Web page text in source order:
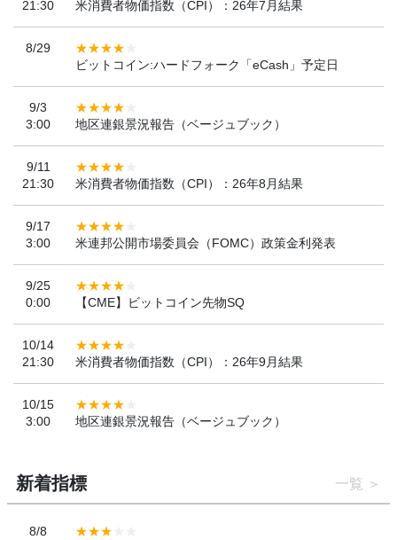
21:30
米消費者物価指数（CPI）：26年7月結果
8/29
ビットコイン:ハードフォーク「eCash」予定日
9/3
3:00
地区連銀景況報告（ベージュブック）
9/11
21:30
米消費者物価指数（CPI）：26年8月結果
9/17
3:00
米連邦公開市場委員会（FOMC）政策金利発表
9/25
0:00
【CME】ビットコイン先物SQ
10/14
21:30
米消費者物価指数（CPI）：26年9月結果
10/15
3:00
地区連銀景況報告（ベージュブック）
新着指標 一覧
8/8